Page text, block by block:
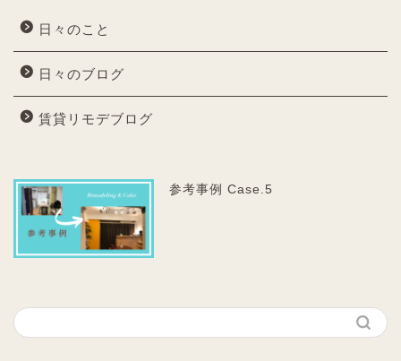
日々のこと
日々のブログ
賃貸リモデブログ
参考事例 Case.5